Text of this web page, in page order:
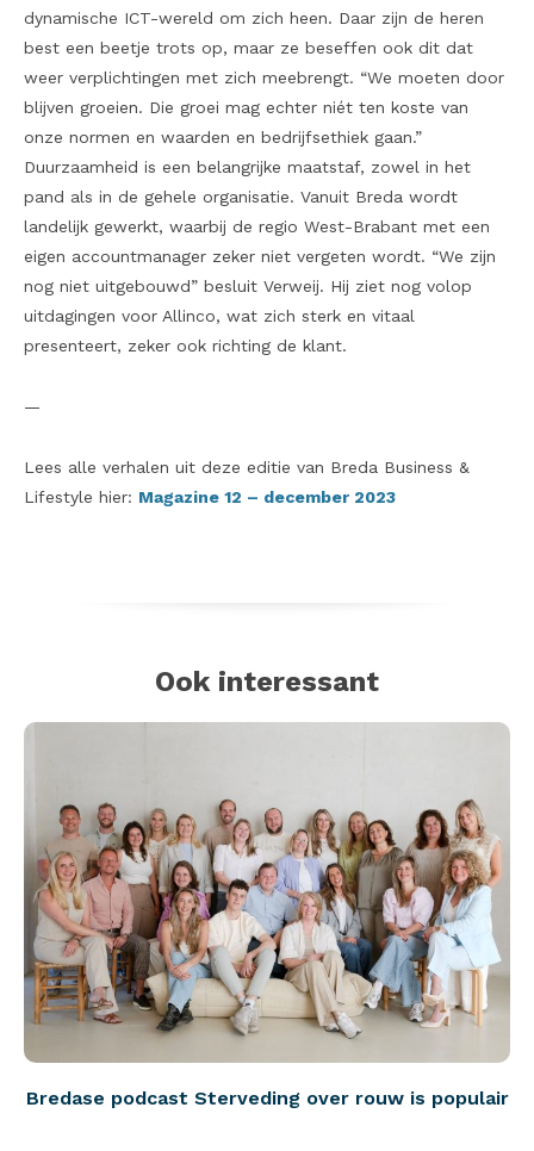
dynamische ICT-wereld om zich heen. Daar zijn de heren
best een beetje trots op, maar ze beseffen ook dit dat
weer verplichtingen met zich meebrengt. “We moeten door
blijven groeien. Die groei mag echter niét ten koste van
onze normen en waarden en bedrijfsethiek gaan.”
Duurzaamheid is een belangrijke maatstaf, zowel in het
pand als in de gehele organisatie. Vanuit Breda wordt
landelijk gewerkt, waarbij de regio West-Brabant met een
eigen accountmanager zeker niet vergeten wordt. “We zijn
nog niet uitgebouwd” besluit Verweij. Hij ziet nog volop
uitdagingen voor Allinco, wat zich sterk en vitaal
presenteert, zeker ook richting de klant.
—
Lees alle verhalen uit deze editie van Breda Business &
Lifestyle hier: Magazine 12 – december 2023
Ook interessant
Bredase podcast Sterveding over rouw is populair